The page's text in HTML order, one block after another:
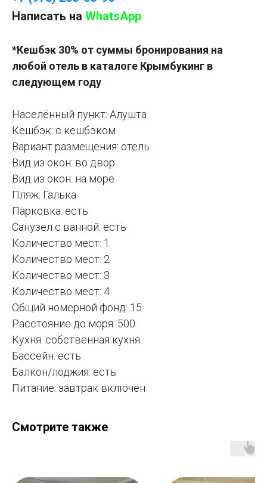
Написать на WhatsApp
*Кешбэк 30% от суммы бронирования на
любой отель в каталоге Крымбукинг в
следующем году
Населённый пункт: Алушта
Кешбэк: с кешбэком
Вариант размещения: отель
Вид из окон: во двор
Вид из окон: на море
Пляж: Галька
Парковка: есть
Санузел с ванной: есть
Количество мест: 1
Количество мест: 2
Количество мест: 3
Количество мест: 4
Общий номерной фонд: 15
Расстояние до моря: 500
Кухня: собственная кухня
Бассейн: есть
Балкон/лоджия: есть
Питание: завтрак включен
Смотрите также